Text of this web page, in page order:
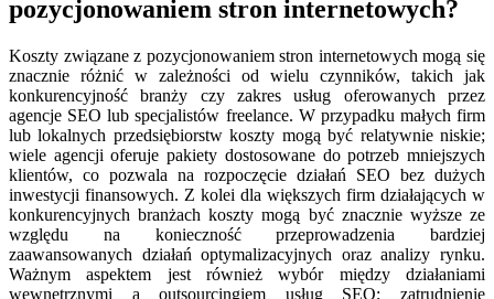
pozycjonowaniem stron internetowych?
Koszty związane z pozycjonowaniem stron internetowych mogą się
znacznie różnić w zależności od wielu czynników, takich jak
konkurencyjność branży czy zakres usług oferowanych przez
agencje SEO lub specjalistów freelance. W przypadku małych firm
lub lokalnych przedsiębiorstw koszty mogą być relatywnie niskie;
wiele agencji oferuje pakiety dostosowane do potrzeb mniejszych
klientów, co pozwala na rozpoczęcie działań SEO bez dużych
inwestycji finansowych. Z kolei dla większych firm działających w
konkurencyjnych branżach koszty mogą być znacznie wyższe ze
względu na konieczność przeprowadzenia bardziej
zaawansowanych działań optymalizacyjnych oraz analizy rynku.
Ważnym aspektem jest również wybór między działaniami
wewnętrznymi a outsourcingiem usług SEO; zatrudnienie